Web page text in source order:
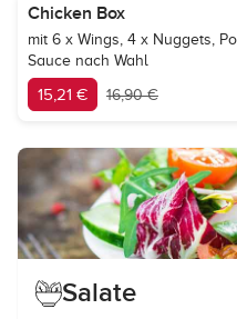
Chicken Box
mit 6 x Wings, 4 x Nuggets,
Sauce nach Wahl
15,21 € 16,90 €
Salate